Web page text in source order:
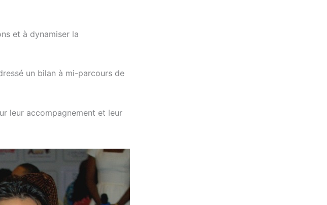
et à dynamiser la
un bilan à mi-parcours de
leur accompagnement et leur